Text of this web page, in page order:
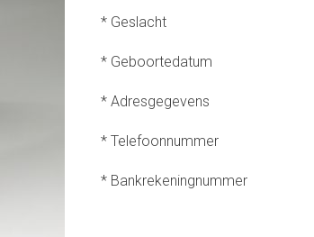
* Geslacht
* Geboortedatum
* Adresgegevens
* Telefoonnummer
* Bankrekeningnummer